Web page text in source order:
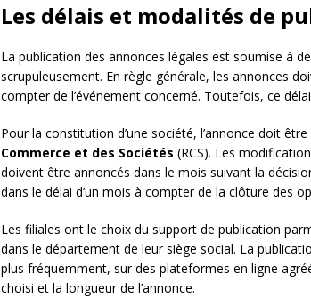
Les délais et modalités de
La publication des annonces légales est soumise à
scrupuleusement. En règle générale, les annonces
compter de l’événement concerné. Toutefois, ce
Pour la constitution d’une société, l’annonce doit être
Commerce et des Sociétés (RCS). Les
doivent être annoncés dans le mois suivant la
dans le délai d’un mois à compter de la clôture des
Les filiales ont le choix du support de publication
dans le département de leur siège social. La
plus fréquemment, sur des plateformes en ligne
choisi et la longueur de l’annonce.